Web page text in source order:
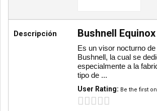
Descripción Bushnell
Es un visor nocturno
Bushnell, la cual se
especialmente a la
tipo de ...
User Rating: Be the first